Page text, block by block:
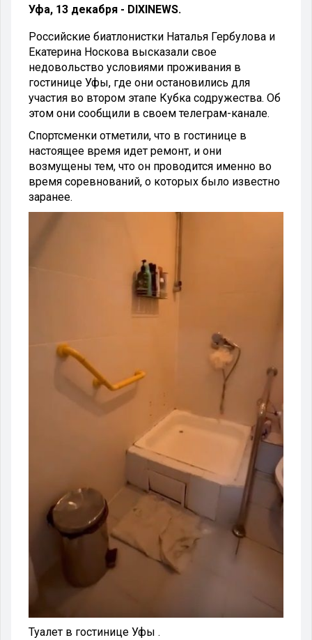
Уфа, 13 декабря - DIXINEWS.
Российские биатлонистки Наталья Гербулова и
Екатерина Носкова высказали свое
недовольство условиями проживания в
гостинице Уфы, где они остановились для
участия во втором этапе Кубка содружества. Об
этом они сообщили в своем телеграм-канале.
Спортсменки отметили, что в гостинице в
настоящее время идет ремонт, и они
возмущены тем, что он проводится именно во
время соревнований, о которых было известно
заранее.
Туалет в гостинице Уфы .